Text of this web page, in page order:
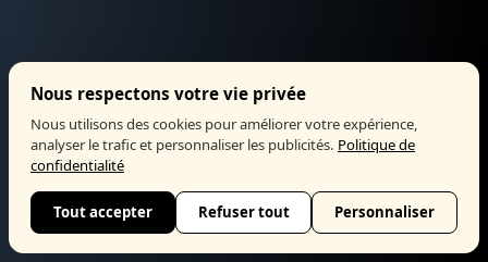
Nous respectons votre vie privée
Nous utilisons des cookies pour améliorer votre expérience,
analyser le trafic et personnaliser les publicités. Politique de
confidentialité
Tout accepter Refuser tout Personnaliser